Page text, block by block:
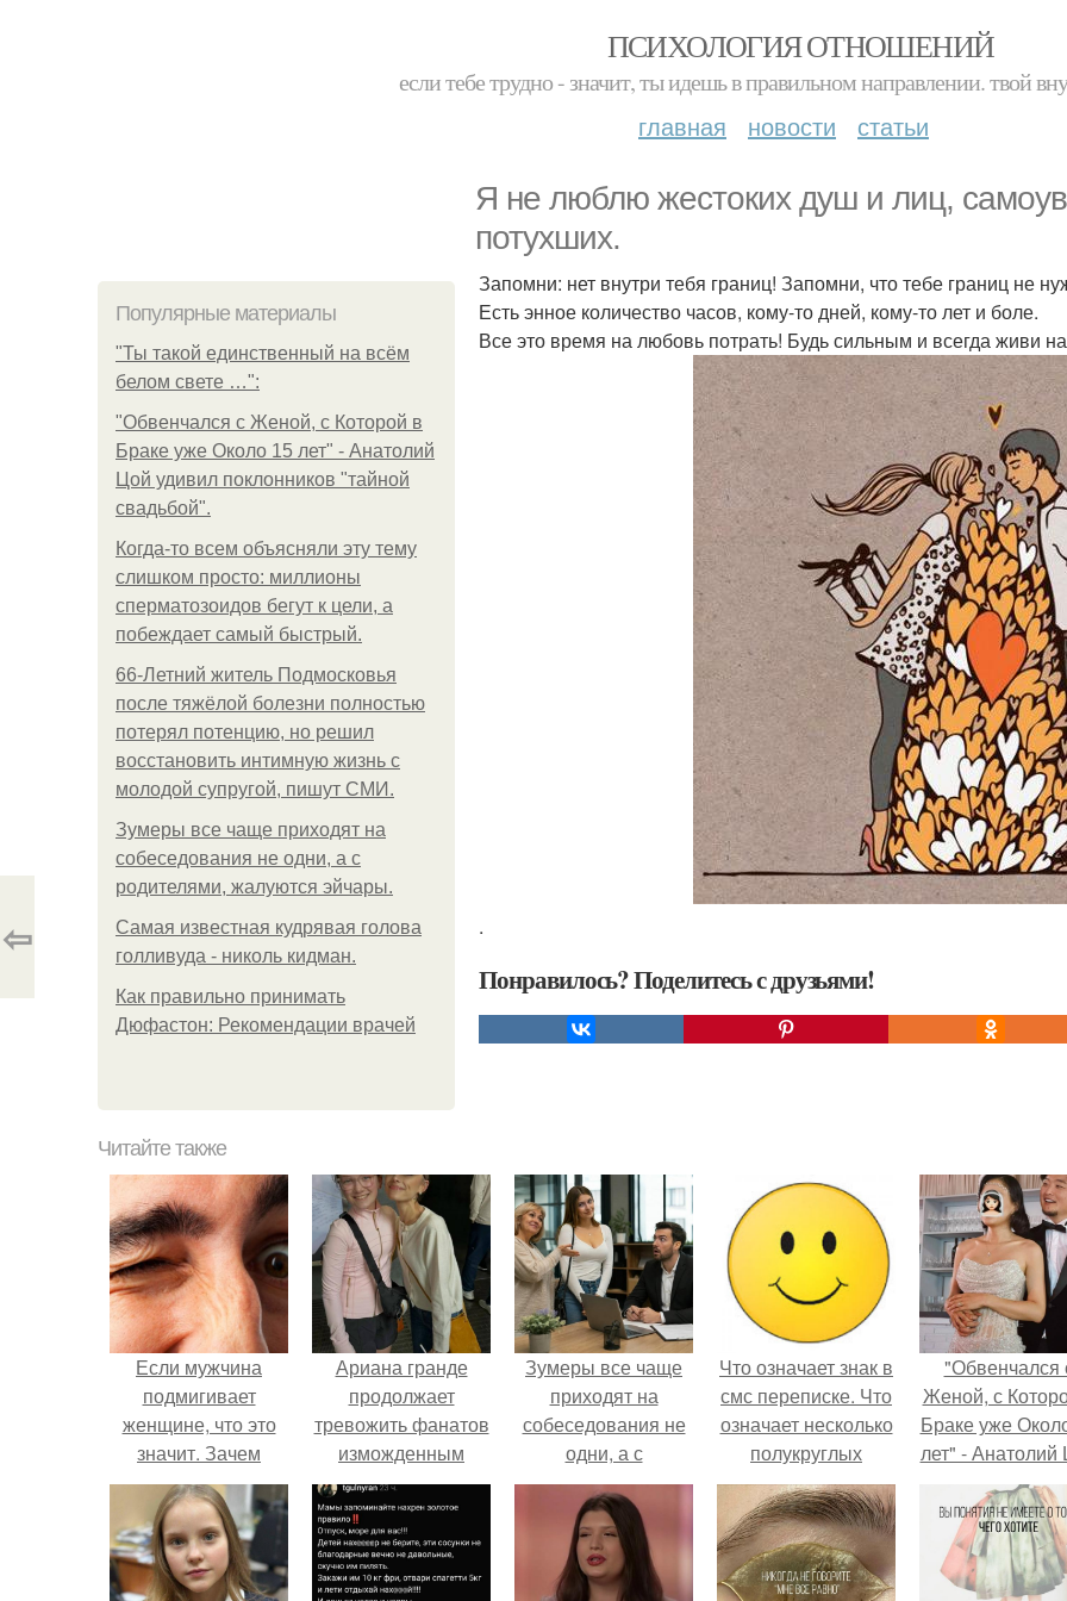
ПСИХОЛОГИЯ ОТНОШЕНИЙ
если тебе трудно - значит, ты идешь в правильном направлении. твой
главная новости статьи
Я не люблю жестоких душ и лиц,
потухших.
Популярные материалы
"Ты такой единственный на всём
белом свете …":
"Обвенчался с Женой, с Которой в
Браке уже Около 15 лет" - Анатолий
Цой удивил поклонников "тайной
свадьбой".
Когда-то всем объясняли эту тему
слишком просто: миллионы
сперматозоидов бегут к цели, а
побеждает самый быстрый.
66-Летний житель Подмосковья
после тяжёлой болезни полностью
потерял потенцию, но решил
восстановить интимную жизнь с
молодой супругой, пишут СМИ.
Зумеры все чаще приходят на
собеседования не одни, а с
родителями, жалуются эйчары.
Самая известная кудрявая голова
голливуда - николь кидман.
Как правильно принимать
Дюфастон: Рекомендации врачей
Запомни: нет внутри тебя границ! Запомни, что тебе границ не
Есть энное количество часов, кому-то дней, кому-то лет и боле.
Все это время на любовь потрать! Будь сильным и всегда живи
.
Понравилось? Поделитесь с друзьями!
⇦
Читайте также
Если мужчина
подмигивает
женщине, что это
значит. Зачем
мужчина мне
подмигнул?
Ариана гранде
продолжает
тревожить фанатов
изможденным
Видом.
Зумеры все чаще
приходят на
собеседования не
одни, а с
родителями,
жалуются эйчары.
Что означает знак в
смс переписке. Что
означает несколько
полукруглых
скобочек в конце
предложения?
"Обвенчался
Женой, с
Браке уже
лет" - Анатолий
удивил
поклонников
"тайной